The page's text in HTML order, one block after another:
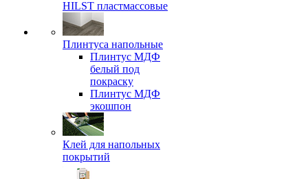
HILST пластмассовые
Плинтуса напольные
Плинтус МДФ
белый под
покраску
Плинтус МДФ
экошпон
Клей для напольных
покрытий